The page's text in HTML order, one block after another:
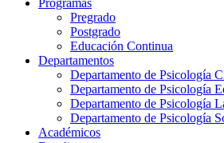
Programas
Pregrado
Postgrado
Educación Continua
Departamentos
Departamento de Psicología
Departamento de Psicología
Departamento de Psicología
Departamento de Psicología
Académicos